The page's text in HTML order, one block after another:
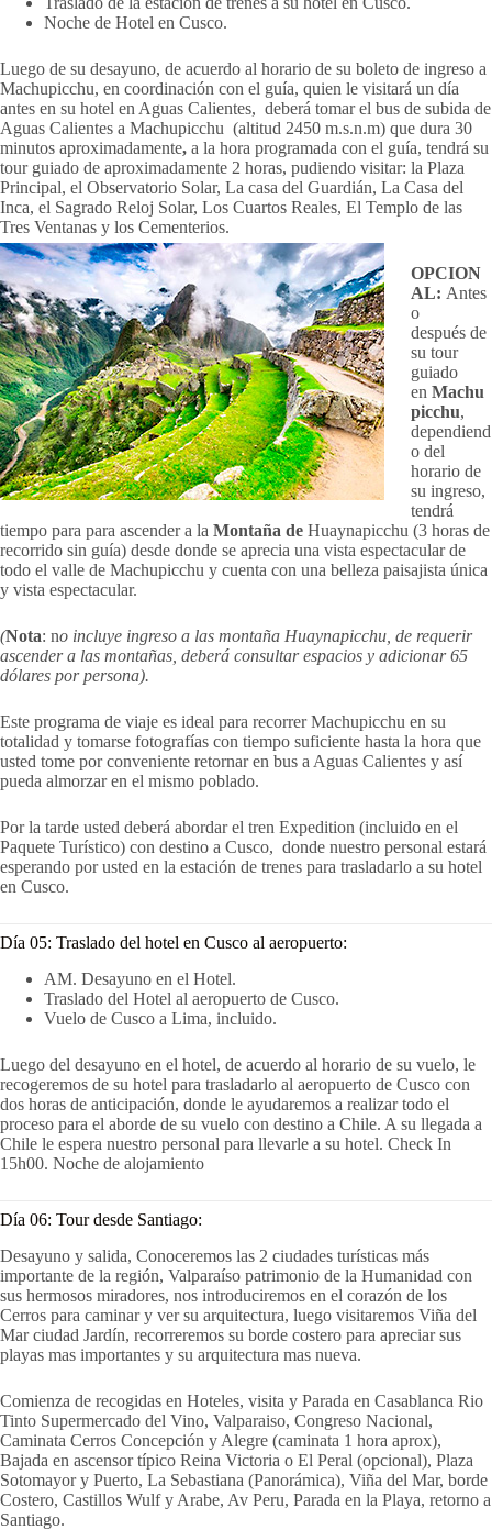
Noche de Hotel en Cusco.
Luego de su desayuno, de acuerdo al horario de su boleto de ingreso a
Machupicchu, en coordinación con el guía, quien le visitará un día
antes en su hotel en Aguas Calientes, deberá tomar el bus de subida de
Aguas Calientes a Machupicchu (altitud 2450 m.s.n.m) que dura 30
minutos aproximadamente, a la hora programada con el guía, tendrá su
tour guiado de aproximadamente 2 horas, pudiendo visitar: la Plaza
Principal, el Observatorio Solar, La casa del Guardián, La Casa del
Inca, el Sagrado Reloj Solar, Los Cuartos Reales, El Templo de las
Tres Ventanas y los Cementerios.
OPCION
AL: Antes
o
después de
su tour
guiado
en Machu
picchu,
dependiend
o del
horario de
su ingreso,
tendrá
tiempo para para ascender a la Montaña de Huaynapicchu (3 horas de
recorrido sin guía) desde donde se aprecia una vista espectacular de
todo el valle de Machupicchu y cuenta con una belleza paisajista única
y vista espectacular.
(Nota: no incluye ingreso a las montaña Huaynapicchu, de requerir
ascender a las montañas, deberá consultar espacios y adicionar 65
dólares por persona).
Este programa de viaje es ideal para recorrer Machupicchu en su
totalidad y tomarse fotografías con tiempo suficiente hasta la hora que
usted tome por conveniente retornar en bus a Aguas Calientes y así
pueda almorzar en el mismo poblado.
Por la tarde usted deberá abordar el tren Expedition (incluido en el
Paquete Turístico) con destino a Cusco, donde nuestro personal estará
esperando por usted en la estación de trenes para trasladarlo a su hotel
en Cusco.
Día 05: Traslado del hotel en Cusco al aeropuerto:
AM. Desayuno en el Hotel.
Traslado del Hotel al aeropuerto de Cusco.
Vuelo de Cusco a Lima, incluido.
Luego del desayuno en el hotel, de acuerdo al horario de su vuelo, le
recogeremos de su hotel para trasladarlo al aeropuerto de Cusco con
dos horas de anticipación, donde le ayudaremos a realizar todo el
proceso para el aborde de su vuelo con destino a Chile. A su llegada a
Chile le espera nuestro personal para llevarle a su hotel. Check In
15h00. Noche de alojamiento
Día 06: Tour desde Santiago:
Desayuno y salida, Conoceremos las 2 ciudades turísticas más
importante de la región, Valparaíso patrimonio de la Humanidad con
sus hermosos miradores, nos introduciremos en el corazón de los
Cerros para caminar y ver su arquitectura, luego visitaremos Viña del
Mar ciudad Jardín, recorreremos su borde costero para apreciar sus
playas mas importantes y su arquitectura mas nueva.
Comienza de recogidas en Hoteles, visita y Parada en Casablanca Rio
Tinto Supermercado del Vino, Valparaiso, Congreso Nacional,
Caminata Cerros Concepción y Alegre (caminata 1 hora aprox),
Bajada en ascensor típico Reina Victoria o El Peral (opcional), Plaza
Sotomayor y Puerto, La Sebastiana (Panorámica), Viña del Mar, borde
Costero, Castillos Wulf y Arabe, Av Peru, Parada en la Playa, retorno a
Santiago.